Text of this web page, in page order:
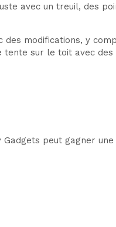
avec un treuil, des
des modifications, y
tente sur le toit avec des
peut gagner une